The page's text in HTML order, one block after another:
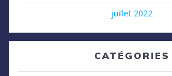
juillet 2022
CATÉGORIES